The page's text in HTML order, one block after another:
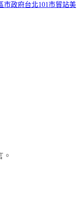
市政府台北101市貿站美
。